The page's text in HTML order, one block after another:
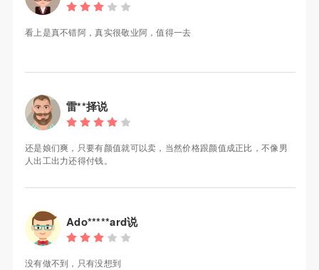
看上是真不错阿，真实很敬业阿，值得一去
雷**择说
还是娘们爽，只要有颜值就可以卖，当然价格跟颜值成正比，不像男
人出工出力还得付钱。
Ado*****ard说
没有做不到，只有没想到